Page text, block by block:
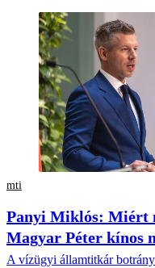
mti
Panyi Miklós: Miért
Magyar Péter kínos
A vízügyi államtitkár